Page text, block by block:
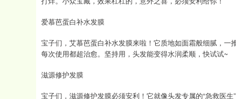
爱慕芭蛋白补水发膜
宝子们，艾慕芭蛋白补水发膜来啦！它质地如面霜般细腻，一
每次使用都超治愈。坚持用，头发能变得水润柔顺，快试试~
滋源修护发膜
宝子们，滋源修护发膜必须安利！它就像头发专属的“急救医